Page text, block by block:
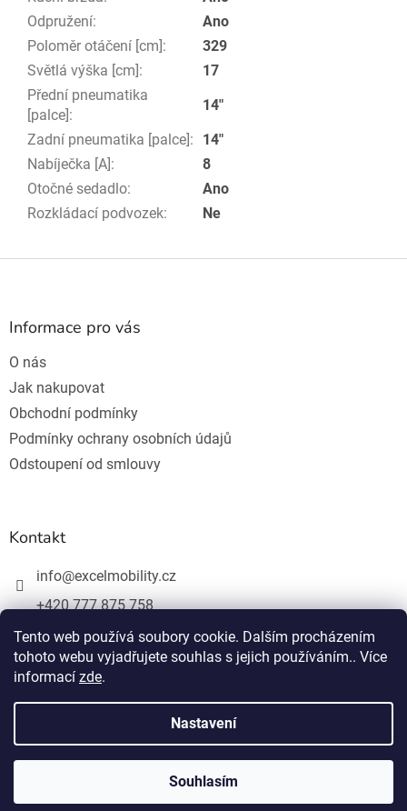
Tento web používá soubory cookie. Dalším procházením
tohoto webu vyjadřujete souhlas s jejich používáním.. Více
informací zde.
Nastavení
Souhlasím
Odpružení:
Ano
Poloměr otáčení [cm]:
329
Světlá výška [cm]:
17
Přední pneumatika
[palce]:
14"
Zadní pneumatika [palce]:
14"
Nabíječka [A]:
8
Otočné sedadlo:
Ano
Rozkládací podvozek: Ne
Z
Informace pro vás
O nás
Jak nakupovat
Obchodní podmínky
Podmínky ochrany osobních údajů
Odstoupení od smlouvy
Kontakt
info@excelmobility.cz
+420 777 875 758
Vytvořil Shoptet
Excelmobility. Všechna práva vyhrazena.